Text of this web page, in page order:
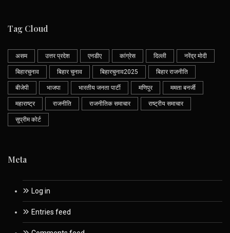
Tag Cloud
असम उत्तर प्रदेश एनडीए कांग्रेस दिल्ली नरेंद्र मोदी
बिहारचुनाव बिहार चुनाव बिहारचुनाव2025 बिहार राजनीति
बीजेपी भाजपा भारतीय जनता पार्टी मणिपुर ममता बनर्जी
महाराष्ट्र राजनीति राजनीतिक समाचार राष्ट्रीय समाचार
सुप्रीम कोर्ट
Meta
Log in
Entries feed